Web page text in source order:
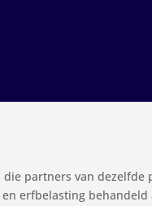
partners van dezelfde
erfbelasting